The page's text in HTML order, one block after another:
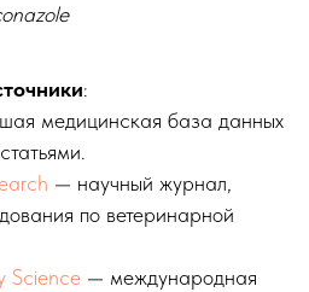
:
медицинская база данных
— научный журнал,
по ветеринарной
Science — международная